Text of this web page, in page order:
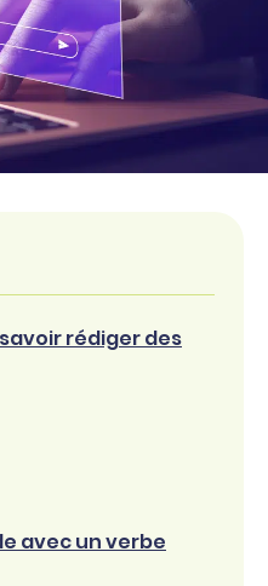
rédiger des
avec un verbe